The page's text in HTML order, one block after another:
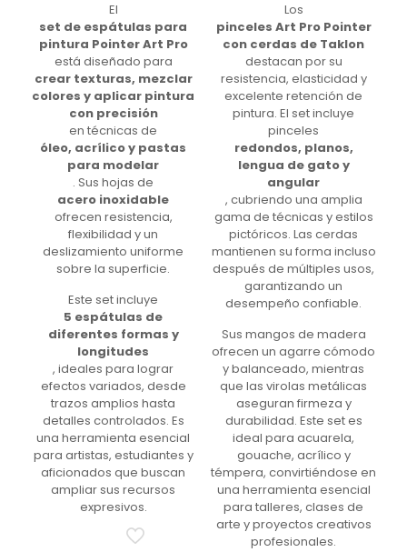
El
set de espátulas para
pintura Pointer Art Pro
está diseñado para
crear texturas, mezclar
colores y aplicar pintura
con precisión
en técnicas de
óleo, acrílico y pastas
para modelar
. Sus hojas de
acero inoxidable
ofrecen resistencia,
flexibilidad y un
deslizamiento uniforme
sobre la superficie.
Este set incluye
5 espátulas de
diferentes formas y
longitudes
, ideales para lograr
efectos variados, desde
trazos amplios hasta
detalles controlados. Es
una herramienta esencial
para artistas, estudiantes y
aficionados que buscan
ampliar sus recursos
expresivos.
Los
pinceles Art Pro Pointer
con cerdas de Taklon
destacan por su
resistencia, elasticidad y
excelente retención de
pintura. El set incluye
pinceles
redondos, planos,
lengua de gato y
angular
, cubriendo una amplia
gama de técnicas y estilos
pictóricos. Las cerdas
mantienen su forma incluso
después de múltiples usos,
garantizando un
desempeño confiable.
Sus mangos de madera
ofrecen un agarre cómodo
y balanceado, mientras
que las virolas metálicas
aseguran firmeza y
durabilidad. Este set es
ideal para acuarela,
gouache, acrílico y
témpera, convirtiéndose en
una herramienta esencial
para talleres, clases de
arte y proyectos creativos
profesionales.